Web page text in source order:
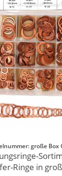
große Box
Ringe in